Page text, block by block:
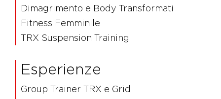
Dimagrimento e Body Transformati
Fitness Femminile
TRX Suspension Training
Esperienze
Group Trainer TRX e Grid